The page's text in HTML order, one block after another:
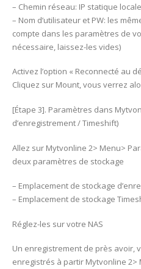
– Chemin réseau: IP statique
– Nom d’utilisateur et PW: les
compte dans les paramètres de
nécessaire, laissez-les vides)
Activez l’option « Reconnecté au
Cliquez sur Mount, vous verrez
[Étape 3]. Paramètres dans
d’enregistrement / Timeshift)
Allez sur Mytvonline 2> Menu>
deux paramètres de stockage
– Emplacement de stockage
– Emplacement de stockage
Réglez-les sur votre NAS
Un enregistrement de près avoir,
enregistrés à partir Mytvonline 2>